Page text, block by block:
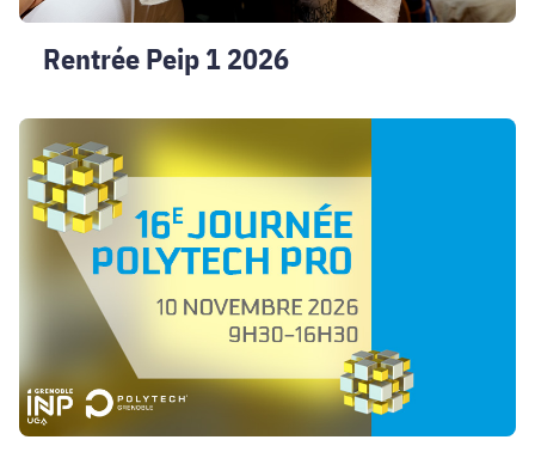
Rentrée Peip 1 2026
Journée
Polytech
Pro
2026